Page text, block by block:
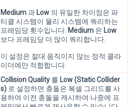
Medium과 Low 의 유일한 차이점은 파
티클 시스템이 물리 시스템에 쿼리하는
프레임당 횟수입니다. Medium 은 Low
보다 프레임당 더 많이 쿼리합니다.
이 설정은 절대 움직이지 않는 정적 콜라
이더에만 적합합니다.
Collision Quality 를 Low (Static Collider
s) 로 설정하면 충돌은 복셀 그리드를 사
용하여 이전 충돌을 캐시하여 나중에 프